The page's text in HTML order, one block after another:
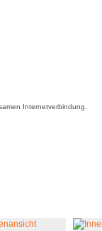
Internetverbindung.